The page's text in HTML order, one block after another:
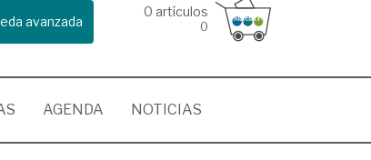
avanzada
0 artículos
0
AGENDA NOTICIAS